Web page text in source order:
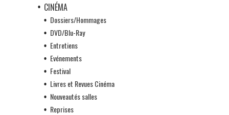
CINÉMA
Dossiers/Hommages
DVD/Blu-Ray
Entretiens
Evénements
Festival
Livres et Revues Cinéma
Nouveautés salles
Reprises